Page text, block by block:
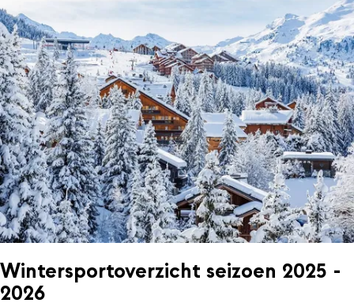
Wintersportoverzicht seizoen 2025 -
2026